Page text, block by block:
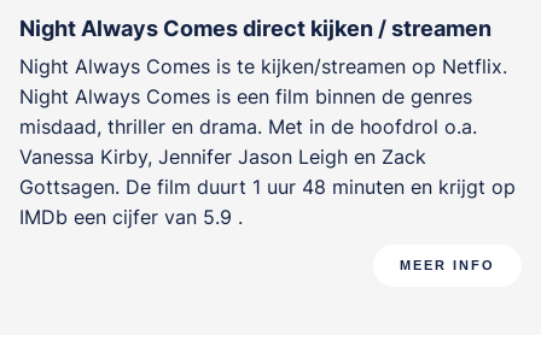
Night Always Comes direct kijken / streamen
Night Always Comes is te kijken/streamen op Netflix.
Night Always Comes is een film binnen de genres
misdaad, thriller en drama. Met in de hoofdrol o.a.
Vanessa Kirby, Jennifer Jason Leigh en Zack
Gottsagen. De film duurt 1 uur 48 minuten en krijgt op
IMDb een cijfer van 5.9 .
MEER INFO